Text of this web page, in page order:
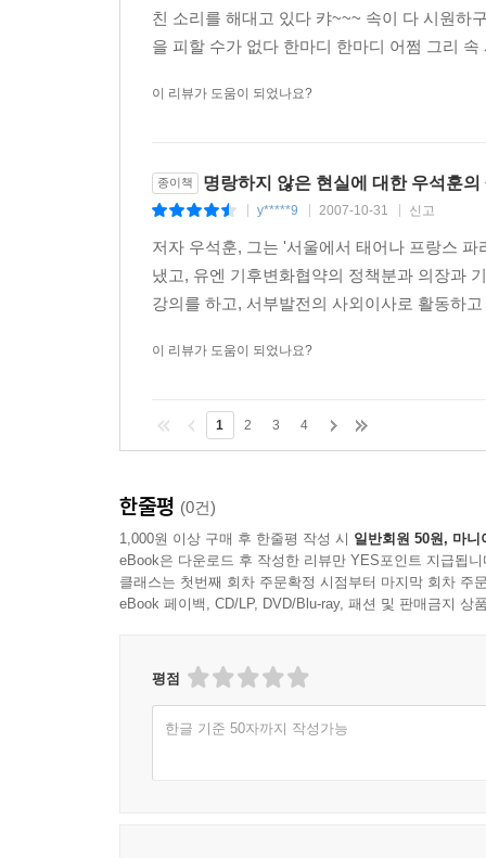
친 소리를 해대고 있다 캬~~~ 속이 다 시원하
을 피할 수가 없다 한마디 한마디 어쩜 그리
이 리뷰가 도움이 되었나요?
종이책 명랑하지 않은 현실에 대한 우석훈의
y*****9 2007-10-31 신고
저자 우석훈, 그는 '서울에서 태어나 프랑스
냈고, 유엔 기후변화협약의 정책분과 의장과
강의를 하고, 서부발전의 사외이사로 활동하
이 리뷰가 도움이 되었나요?
1 2 3 4
한줄평 (0건)
1,000원 이상 구매 후 한줄평 작성 시 일반회원 50원, 마니
eBook은 다운로드 후 작성한 리뷰만 YES포인트 지급됩니
클래스는 첫번째 회차 주문확정 시점부터 마지막 회차 주
eBook 페이백, CD/LP, DVD/Blu-ray, 패션 및 판매금지 상
평점
한글 기준 50자까지 작성가능